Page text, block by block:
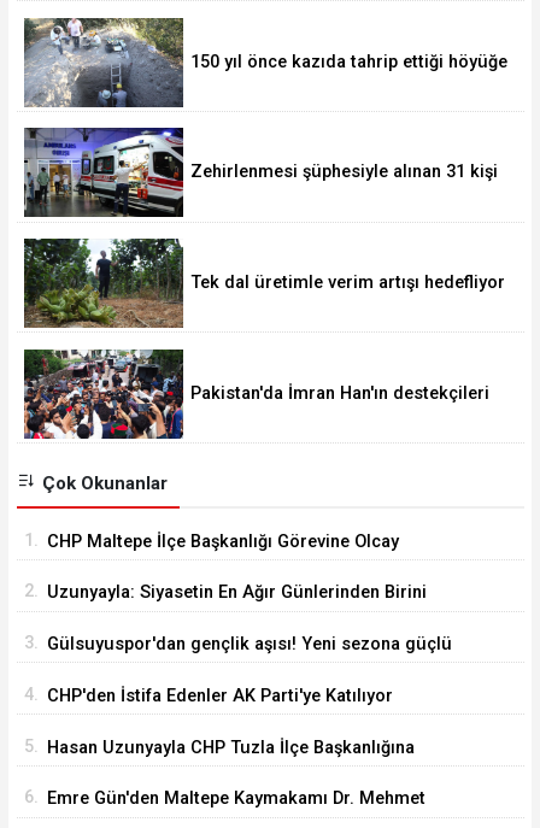
150 yıl önce kazıda tahrip ettiği höyüğe
Zehirlenmesi şüphesiyle alınan 31 kişi
Tek dal üretimle verim artışı hedefliyor
Pakistan'da İmran Han'ın destekçileri
Çok Okunanlar
1. CHP Maltepe İlçe Başkanlığı Görevine Olcay
2. Uzunyayla: Siyasetin En Ağır Günlerinden Birini
3. Gülsuyuspor'dan gençlik aşısı! Yeni sezona güçlü
4. CHP'den İstifa Edenler AK Parti'ye Katılıyor
5. Hasan Uzunyayla CHP Tuzla İlçe Başkanlığına
6. Emre Gün'den Maltepe Kaymakamı Dr. Mehmet